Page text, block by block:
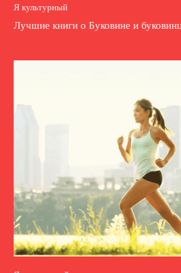
Я культурный
Лучшие книги о Буковине и